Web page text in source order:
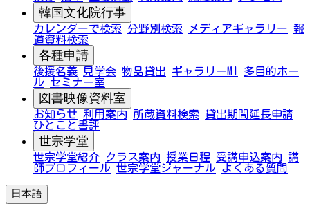
韓国文化院行事
カレンダーで検索 分野別検索 メディアギャラリー 報
道資料検索
各種申請
後援名義 見学会 物品貸出 ギャラリーMI
多目的ホー
ル セミナー室
図書映像資料室
お知らせ 利用案内 所蔵資料検索
貸出期間延長申請
ひとこと書評
世宗学堂
世宗学堂紹介 クラス案内 授業日程 受講申込案内 講
師プロフィール 世宗学堂ジャーナル よくある質問
日本語